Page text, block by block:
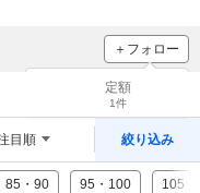
＋フォロー
ブランドをフォロー
をチェック！
定額
1件
目順 絞り込み
85・90 95・100 105